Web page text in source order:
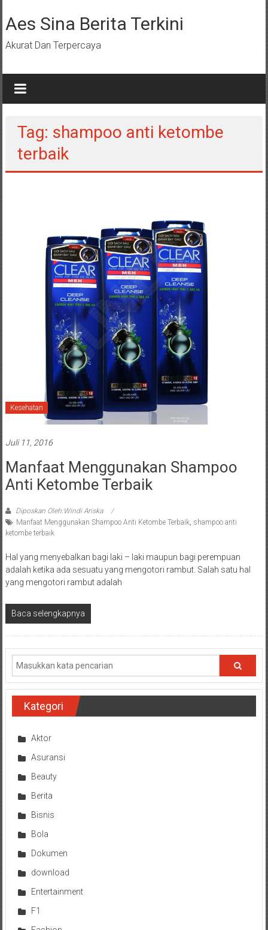
ke
konten
Aes Sina Berita Terkini
Akurat Dan Terpercaya
Tag: shampoo anti ketombe
terbaik
Kesehatan
Juli 11, 2016
Manfaat Menggunakan Shampoo
Anti Ketombe Terbaik
Diposkan Oleh:Windi Ariska
Manfaat Menggunakan Shampoo Anti Ketombe Terbaik, shampoo anti
ketombe terbaik
Hal yang menyebalkan bagi laki – laki maupun bagi perempuan
adalah ketika ada sesuatu yang mengotori rambut. Salah satu hal
yang mengotori rambut adalah
Baca selengkapnya
Kategori
Aktor
Asuransi
Beauty
Berita
Bisnis
Bola
Dokumen
download
Entertainment
F1